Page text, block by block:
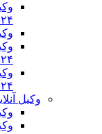
وکیل
وکیل
وکیل
وکیل
وکیل آنلاین
وکیل
وکیل